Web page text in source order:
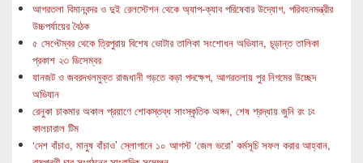
আগরতলা বিমানবন্দর ও দুই রেলস্টেশন থেকে অ্যাপ-ক্যাব পরিষেবার উদ্যোগ, পরিবহনমন্ত্রীর
উচ্চপর্যায়ের বৈঠক
৫ সেপ্টেম্বর থেকে ত্রিপুরায় বিশেষ ভোটার তালিকা সংশোধন অভিযান, চূড়ান্ত তালিকা
প্রকাশ ২৩ ডিসেম্বর
যানজট ও জবরদখলমুক্ত রাজধানী গড়তে কড়া পদক্ষেপ, আগরতলায় পুর নিগমের উচ্ছেদ
অভিযান
রেনুকা চাকমার অকাল প্রয়াণে শোকস্তব্ধ সাংস্কৃতিক অঙ্গন, শেষ শ্রদ্ধায় জুনি রং ঢং
কালচারাল টিম
‘দেশ বাঁচাও, মানুষ বাঁচাও’ স্লোগানে ১০ আগস্ট ‘জেল ভরো’ কর্মসূচি সফল করার আহ্বান,